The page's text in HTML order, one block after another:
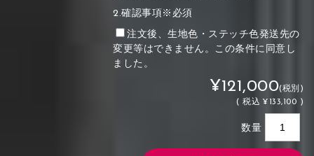
2.確認事項※必須
注文後、生地色・ステッチ色発送先の
変更等はできません。この条件に同意し
ました。
¥121,000(税別)
(税込 ¥133,100 )
数量